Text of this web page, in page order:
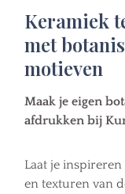
Keramiek
met
motieven
Maak je eigen
afdrukken bij
Laat je
en texturen van